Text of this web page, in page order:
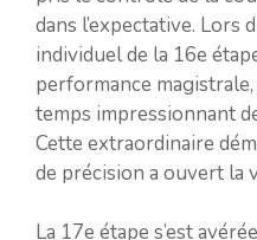
dans l’expectative.
individuel de la 16e
performance magistrale,
temps impressionnant
Cette extraordinaire
de précision a ouvert la
La 17e étape s’est